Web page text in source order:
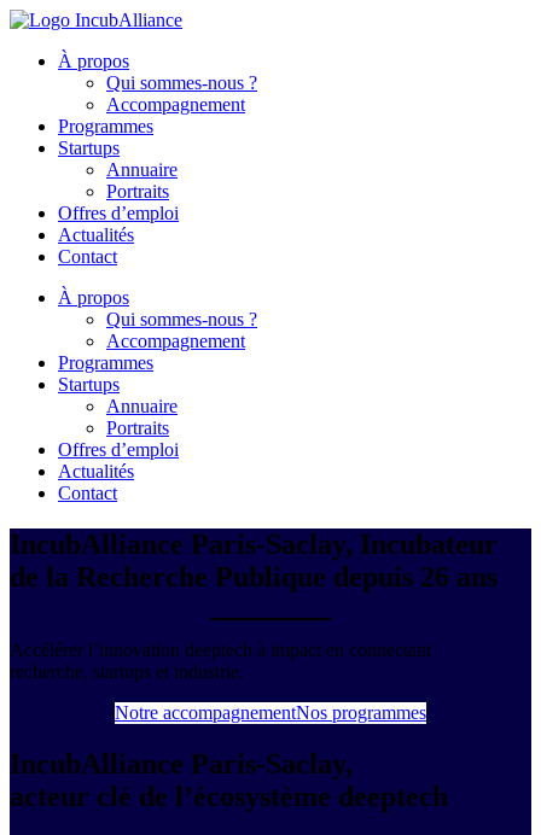
À propos
Qui sommes-nous ?
Accompagnement
Programmes
Startups
Annuaire
Portraits
Offres d’emploi
Actualités
Contact
À propos
Qui sommes-nous ?
Accompagnement
Programmes
Startups
Annuaire
Portraits
Offres d’emploi
Actualités
Contact
IncubAlliance Paris-Saclay, Incubateur
de la Recherche Publique depuis 26 ans
Accélérer l’innovation deeptech à impact en connectant
recherche, startups et industrie.
Notre accompagnementNos programmes
IncubAlliance Paris-Saclay,
acteur clé de l’écosystème deeptech